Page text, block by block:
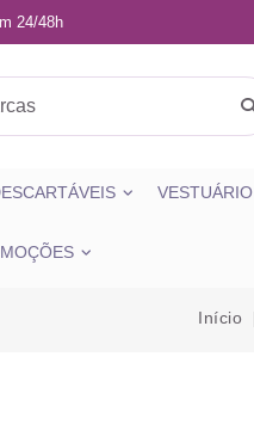
24/48h
VESTUÁRIO
Início